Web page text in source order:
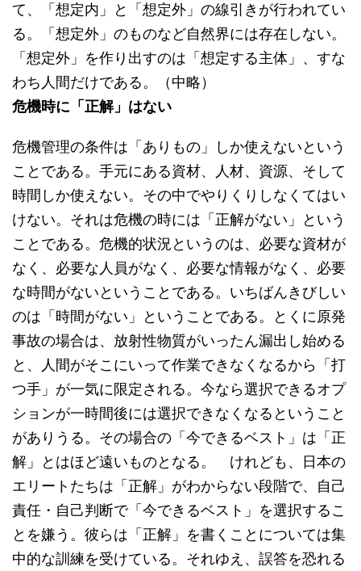
て、「想定内」と「想定外」の線引きが行われてい
る。「想定外」のものなど自然界には存在しない。
「想定外」を作り出すのは「想定する主体」、すな
わち人間だけである。（中略）
危機時に「正解」はない
危機管理の条件は「ありもの」しか使えないという
ことである。手元にある資材、人材、資源、そして
時間しか使えない。その中でやりくりしなくてはい
けない。それは危機の時には「正解がない」という
ことである。危機的状況というのは、必要な資材が
なく、必要な人員がなく、必要な情報がなく、必要
な時間がないということである。いちばんきびしい
のは「時間がない」ということである。とくに原発
事故の場合は、放射性物質がいったん漏出し始める
と、人間がそこにいって作業できなくなるから「打
つ手」が一気に限定される。今なら選択できるオプ
ションが一時間後には選択できなくなるということ
がありうる。その場合の「今できるベスト」は「正
解」とはほど遠いものとなる。 けれども、日本の
エリートたちは「正解」がわからない段階で、自己
責任・自己判断で「今できるベスト」を選択するこ
とを嫌う。彼らは「正解」を書くことについては集
中的な訓練を受けている。それゆえ、誤答を恐れる